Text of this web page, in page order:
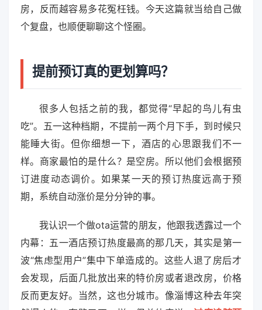
房，反而越容易多花冤枉钱。今天这篇就当给自己做
个复盘，也顺便聊聊这个怪圈。
提前预订真的更划算吗？
很多人包括之前的我，都觉得“早起的鸟儿有虫
吃”。五一这种档期，不提前一两个月下手，到时候只
能睡大街。但你细想一下，酒店的心思跟我们不一
样。商家最怕的是什么？是空房。所以他们会根据预
订进度动态调价。如果某一天的预订热度远高于预
期，系统自动涨价是分分钟的事。
我认识一个做ota运营的朋友，他跟我透露过一个
内幕：五一酒店预订热度最高的那几天，其实是第一
波“焦虑型用户”集中下单造成的。这些人退了房后才
会发现，后面几批放出来的特价房或者退改房，价格
反而更友好。当然，这也分城市。像淄博这种去年突